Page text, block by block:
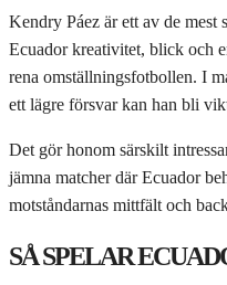
Kendry Páez är ett av de mest
Ecuador kreativitet, blick och
rena omställningsfotbollen. I
ett lägre försvar kan han bli
Det gör honom särskilt
jämna matcher där Ecuador
motståndarnas mittfält och
SÅ SPELAR